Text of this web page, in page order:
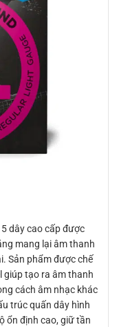
5 dây cao cấp được
mang lại âm thanh
Sản phẩm được chế
giúp tạo ra âm thanh
cách âm nhạc khác
trúc quấn dây hình
ổn định cao, giữ tần